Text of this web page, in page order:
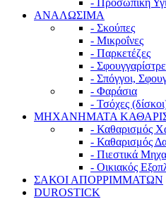
- Προσωπική
ΑΝΑΛΩΣΙΜΑ
- Σκούπες
- Μικροΐνες
- Παρκετέζες
-
- Σπόγγοι,
- Φαράσια
- Τσόχες
ΜΗΧΑΝΗΜΑΤΑ
- Καθαρισμός
- Καθαρισμός
- Πιεστικά
- Οικιακός
ΣΑΚΟΙ ΑΠΟΡΡΙΜΜΑΤΩΝ
DUROSTICK